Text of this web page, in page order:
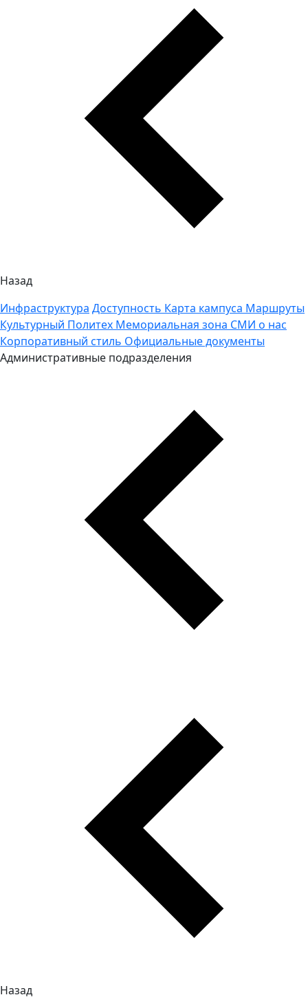
Назад
Инфраструктура Доступность Карта кампуса Маршруты
Культурный Политех Мемориальная зона СМИ о нас
Корпоративный стиль Официальные документы
Административные подразделения
Назад